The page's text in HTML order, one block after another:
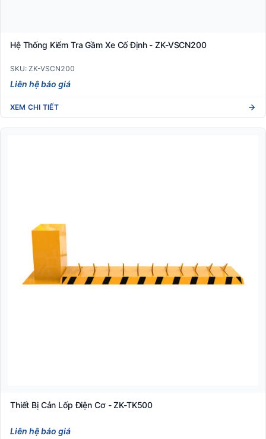
Hệ Thống Kiểm Tra Gầm Xe Cố Định - ZK-VSCN200
SKU: ZK-VSCN200
Liên hệ báo giá
XEM CHI TIẾT
Thiết Bị Cản Lốp Điện Cơ - ZK-TK500
Liên hệ báo giá